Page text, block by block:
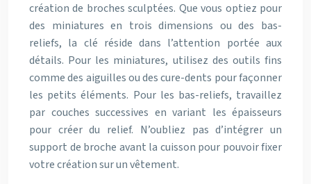
création de broches sculptées. Que vous optiez pour
des miniatures en trois dimensions ou des bas-
reliefs, la clé réside dans l’attention portée aux
détails. Pour les miniatures, utilisez des outils fins
comme des aiguilles ou des cure-dents pour façonner
les petits éléments. Pour les bas-reliefs, travaillez
par couches successives en variant les épaisseurs
pour créer du relief. N’oubliez pas d’intégrer un
support de broche avant la cuisson pour pouvoir fixer
votre création sur un vêtement.